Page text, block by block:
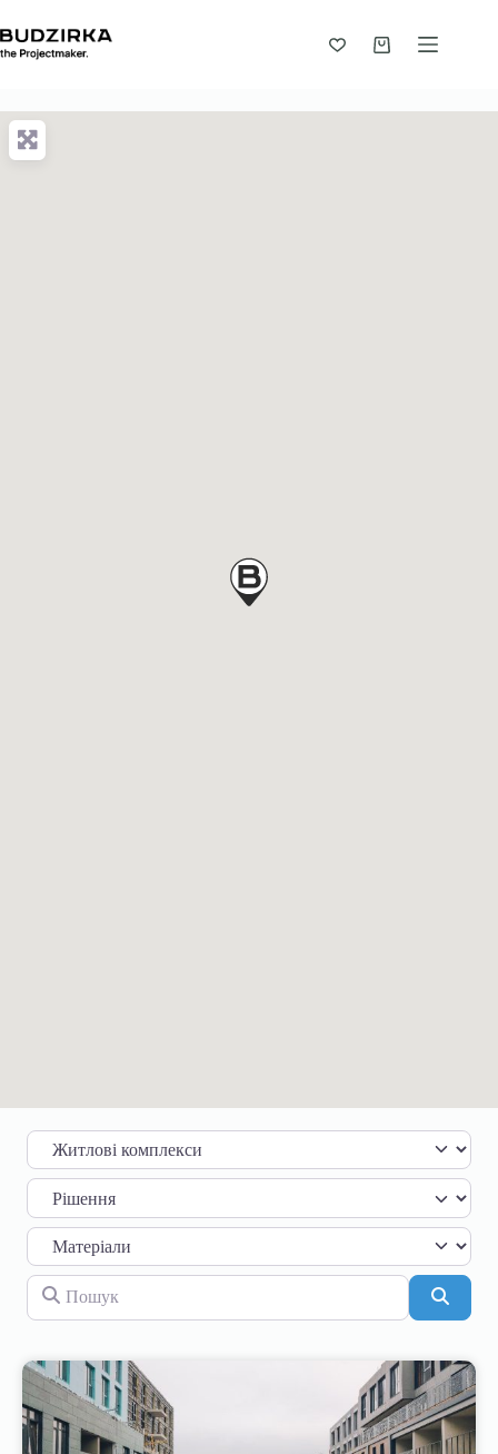
Категорія
Пошук